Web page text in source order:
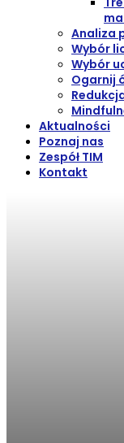
Analiza
Wybór
Wybór
Ogarnij
Aktualności
Poznaj nas
Zespół TIM
Kontakt